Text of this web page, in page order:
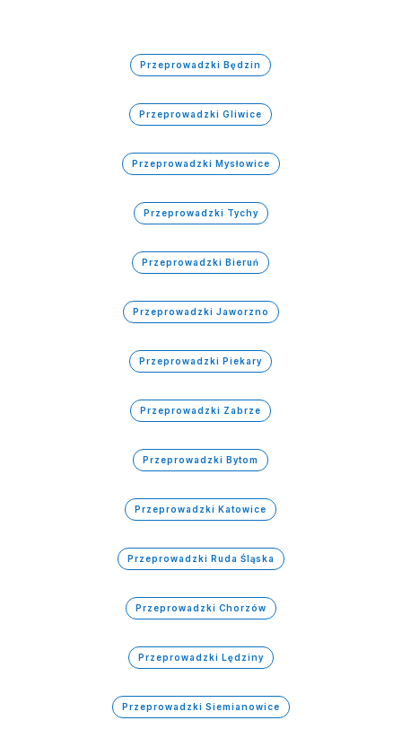
Przeprowadzki Będzin
Przeprowadzki Gliwice
Przeprowadzki Mysłowice
Przeprowadzki Tychy
Przeprowadzki Bieruń
Przeprowadzki Jaworzno
Przeprowadzki Piekary
Przeprowadzki Zabrze
Przeprowadzki Bytom
Przeprowadzki Katowice
Przeprowadzki Ruda Śląska
Przeprowadzki Chorzów
Przeprowadzki Lędziny
Przeprowadzki Siemianowice